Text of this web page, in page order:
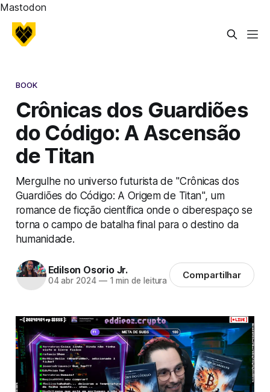
Mastodon
BOOK
Crônicas dos Guardiões
do Código: A Ascensão
de Titan
Mergulhe no universo futurista de "Crônicas dos
Guardiões do Código: A Origem de Titan", um
romance de ficção científica onde o ciberespaço se
torna o campo de batalha final para o destino da
humanidade.
Edilson Osorio Jr.
04 abr 2024 —1 min de leitura Compartilhar